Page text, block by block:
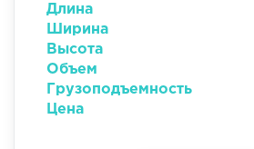
Длина
Ширина
Высота
Объем
Грузоподъемность
Цена